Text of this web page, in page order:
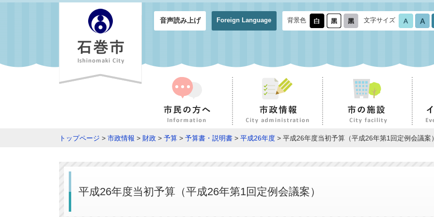
音声読み上げ Foreign Language 背景色 文字サイズ
トップページ > 市政情報 > 財政 > 予算 > 予算書・説明書 > 平成26年度 > 平成26年度当初予算（平成26年第1回定例会議案
平成26年度当初予算（平成26年第1回定例会議案）